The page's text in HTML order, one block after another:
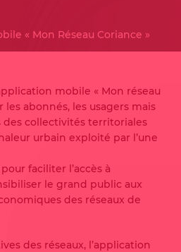
« Mon Réseau Coriance »
mobile « Mon réseau
abonnés, les usagers mais
collectivités territoriales
urbain exploité par l’une
faciliter l’accès à
le grand public aux
des réseaux de
des réseaux, l’application